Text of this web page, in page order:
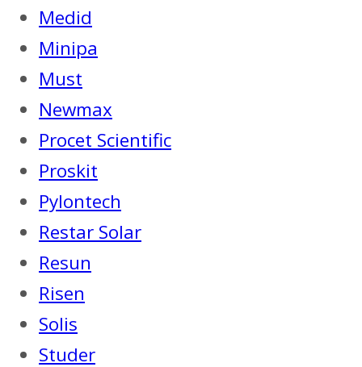
Medid
Minipa
Must
Newmax
Procet Scientific
Proskit
Pylontech
Restar Solar
Resun
Risen
Solis
Studer